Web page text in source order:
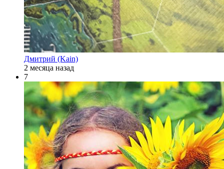
Дмитрий (Kain)
2 месяца назад
7